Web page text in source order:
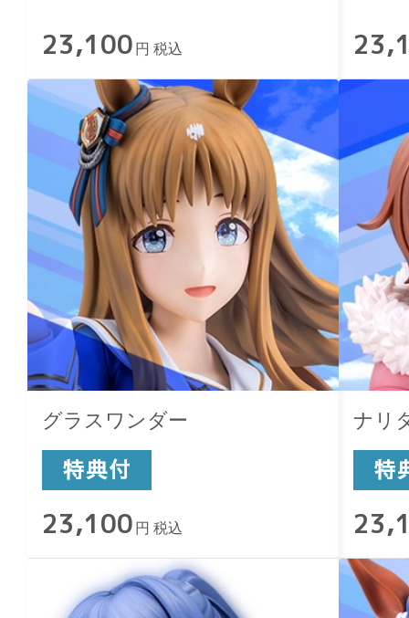
23,100 円 税込
グラスワンダー
23,100 円 税込
ナリ